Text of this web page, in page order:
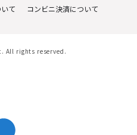
て コンビニ決済について
All rights reserved.